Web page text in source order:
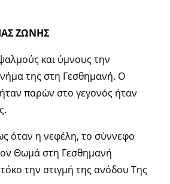
ΖΩΝΗΣ
και ύμνους την
της στη Γεσθημανή. Ο
παρών στο γεγονός ήταν
όταν η νεφέλη, το σύννεφο
Θωμά στη Γεσθημανή
την στιγμή της ανόδου Της